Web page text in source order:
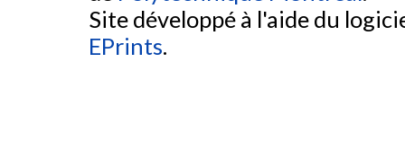
Site développé à l'aide du
EPrints.